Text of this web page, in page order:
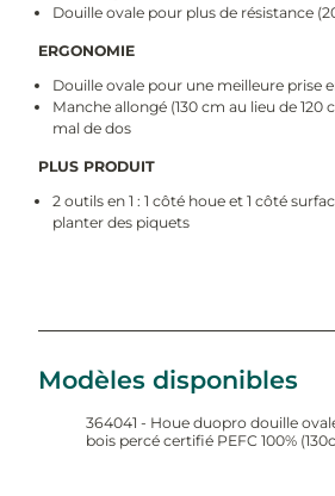
Douille ovale pour plus de résistance
ERGONOMIE
Douille ovale pour une meilleure prise
Manche allongé (130 cm au lieu de 120
mal de dos
PLUS PRODUIT
2 outils en 1 : 1 côté houe et 1 côté
planter des piquets
Modèles disponibles
364041 - Houe duopro douille
bois percé certifié PEFC 100%